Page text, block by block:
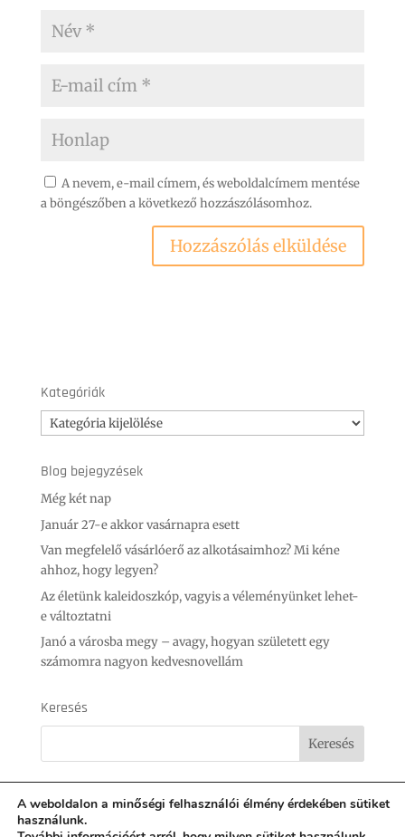
A nevem, e-mail címem, és weboldalcímem mentése
a böngészőben a következő hozzászólásomhoz.
Kategóriák
Kategóriák
Blog bejegyzések
Még két nap
Január 27-e akkor vasárnapra esett
Van megfelelő vásárlóerő az alkotásaimhoz? Mi kéne
ahhoz, hogy legyen?
Az életünk kaleidoszkóp, vagyis a véleményünket lehet-
e változtatni
Janó a városba megy – avagy, hogyan született egy
számomra nagyon kedvesnovellám
Keresés
A weboldalon a minőségi felhasználói élmény érdekében sütiket
használunk.